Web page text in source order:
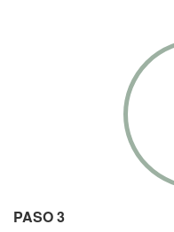
PASO 3